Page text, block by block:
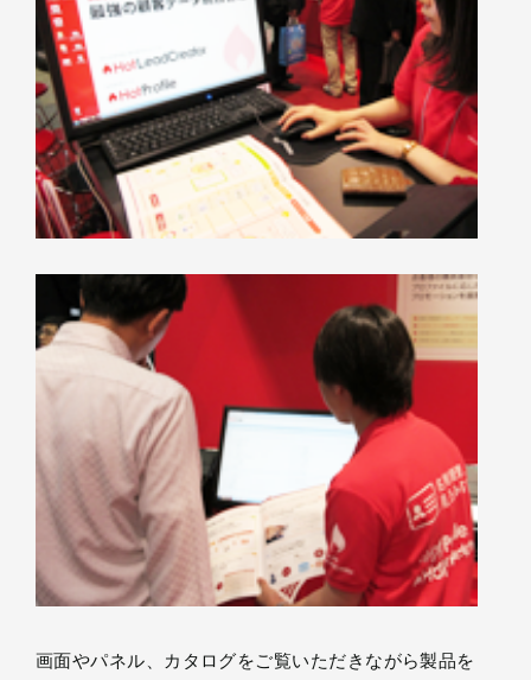
画面やパネル、カタログをご覧いただきながら製品を